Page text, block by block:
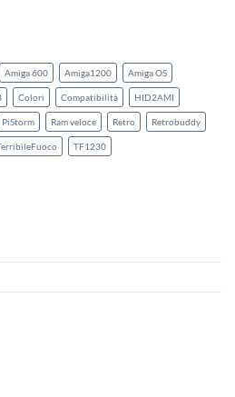
Amiga 600 Amiga1200 Amiga OS
Colori Compatibilità HID2AMI
PiStorm Ram veloce Retro Retrobuddy
TF1230